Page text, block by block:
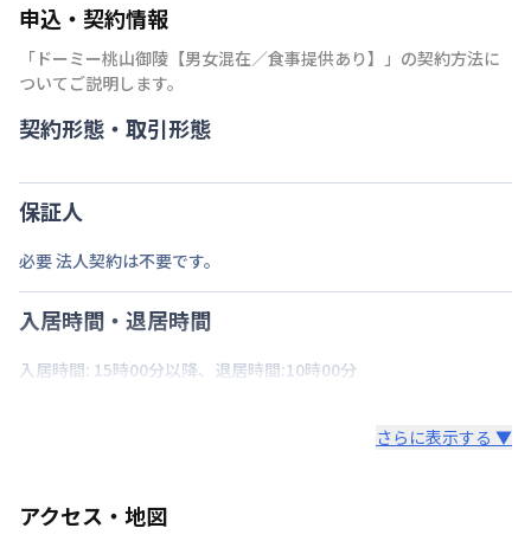
申込・契約情報
「 ドーミー桃山御陵【男女混在／食事提供あり】
」の契約方法に
ついてご説明します。
契約形態・取引形態
保証人
必要 法人契約は不要です。
入居時間・退居時間
入居時間: 15時00分以降、退居時間:10時00分
さらに表示する ▼
アクセス・地図